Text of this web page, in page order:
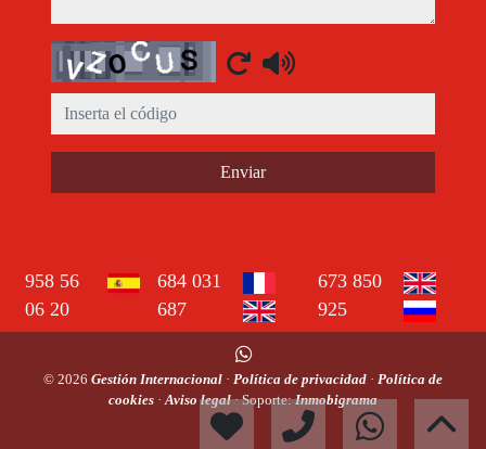
Captcha
Enviar
958 56
06 20
684 031
687
673 850
925
© 2026 Gestión Internacional · Política de privacidad · Política de
cookies ·Aviso legal· Soporte:Inmobigrama